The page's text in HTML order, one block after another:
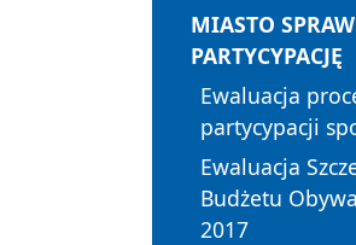
MIASTO
PARTYCYPACJĘ
Ewaluacja
partycypacji
Ewaluacja
Budżetu
2017